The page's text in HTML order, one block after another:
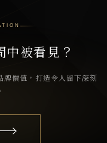
被看見？
價值，打造令人留下深刻